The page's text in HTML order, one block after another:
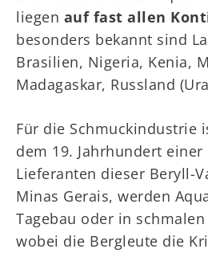
liegen auf fast allen
besonders bekannt sind
Brasilien, Nigeria, Kenia,
Madagaskar, Russland
Für die Schmuckindustrie
dem 19. Jahrhundert
Lieferanten dieser Beryll-
Minas Gerais, werden
Tagebau oder in
wobei die Bergleute die